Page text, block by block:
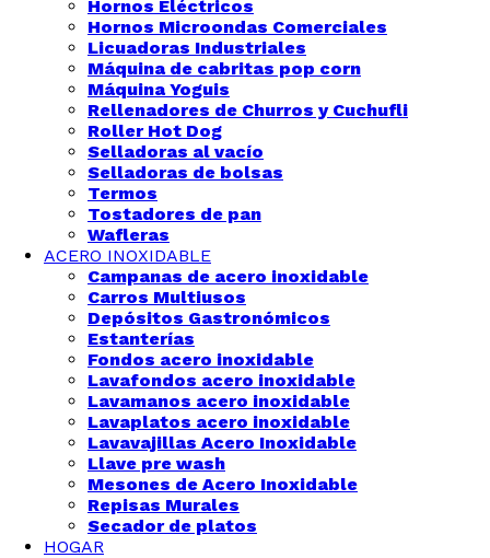
Hornos Eléctricos
Hornos Microondas Comerciales
Licuadoras Industriales
Máquina de cabritas pop corn
Máquina Yoguis
Rellenadores de Churros y Cuchufli
Roller Hot Dog
Selladoras al vacío
Selladoras de bolsas
Termos
Tostadores de pan
Wafleras
ACERO INOXIDABLE
Campanas de acero inoxidable
Carros Multiusos
Depósitos Gastronómicos
Estanterías
Fondos acero inoxidable
Lavafondos acero inoxidable
Lavamanos acero inoxidable
Lavaplatos acero inoxidable
Lavavajillas Acero Inoxidable
Llave pre wash
Mesones de Acero Inoxidable
Repisas Murales
Secador de platos
HOGAR